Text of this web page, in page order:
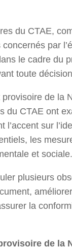
du CTAE,
par
le cadre du
toute
de la
du CTAE ont
sur
les
et sociale.
plusieurs
la
de la